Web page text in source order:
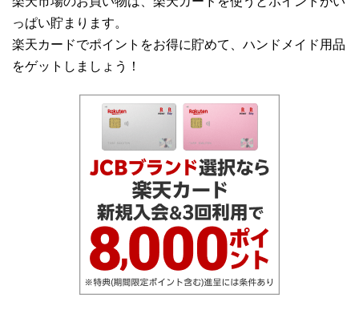
っぱい貯まります。
楽天カードでポイントをお得に貯めて、ハンドメイド用品
をゲットしましょう！